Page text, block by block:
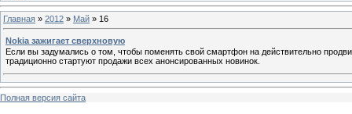
Главная » 2012 » Май » 16
Nokia зажигает сверхновую
Если вы задумались о том, чтобы поменять свой смартфон на действительно
традиционно стартуют продажи всех анонсированных новинок.
Полная версия сайта